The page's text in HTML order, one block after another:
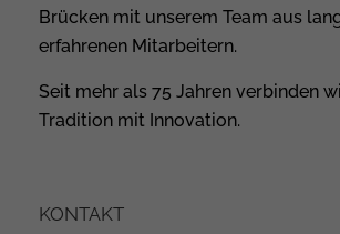
Brücken mit unserem Team aus
erfahrenen Mitarbeitern.
Seit mehr als 75 Jahren verbinden
Tradition mit Innovation.
KONTAKT